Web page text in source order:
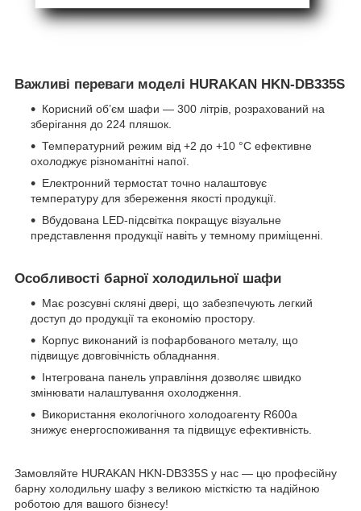
Важливі переваги моделі HURAKAN HKN-DB335S
Корисний об’єм шафи — 300 літрів, розрахований на
зберігання до 224 пляшок.
Температурний режим від +2 до +10 °C ефективне
охолоджує різноманітні напої.
Електронний термостат точно налаштовує
температуру для збереження якості продукції.
Вбудована LED-підсвітка покращує візуальне
представлення продукції навіть у темному приміщенні.
Особливості барної холодильної шафи
Має розсувні скляні двері, що забезпечують легкий
доступ до продукції та економію простору.
Корпус виконаний із пофарбованого металу, що
підвищує довговічність обладнання.
Інтегрована панель управління дозволяє швидко
змінювати налаштування охолодження.
Використання екологічного холодоагенту R600a
знижує енергоспоживання та підвищує ефективність.
Замовляйте HURAKAN HKN-DB335S у нас — цю професійну
барну холодильну шафу з великою місткістю та надійною
роботою для вашого бізнесу!